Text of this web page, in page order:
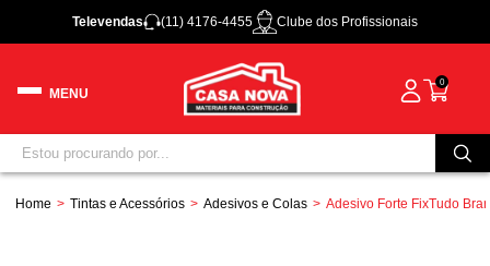
Televendas (11) 4176-4455 Clube dos Profissionais
0
Home Tintas e Acessórios Adesivos e Colas Adesivo Forte FixTudo